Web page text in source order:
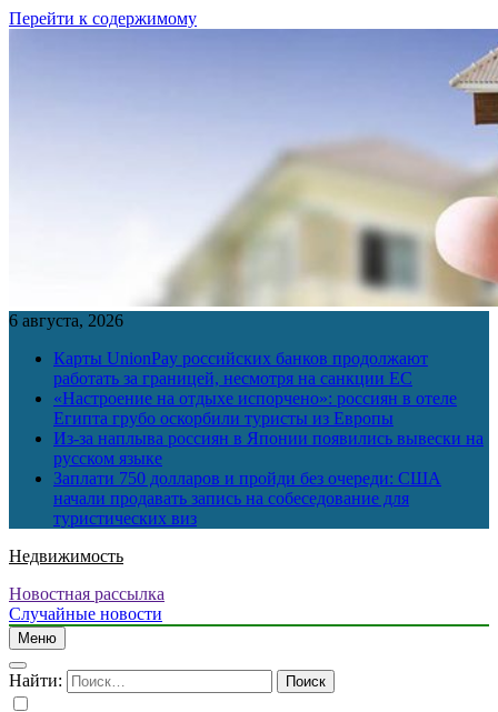
Перейти к содержимому
6 августа, 2026
Карты UnionPay российских банков продолжают
работать за границей, несмотря на санкции ЕС
«Настроение на отдыхе испорчено»: россиян в отеле
Египта грубо оскорбили туристы из Европы
Из-за наплыва россиян в Японии появились вывески на
русском языке
Заплати 750 долларов и пройди без очереди: США
начали продавать запись на собеседование для
туристических виз
Недвижимость
Новостная рассылка
Случайные новости
Меню
Найти: